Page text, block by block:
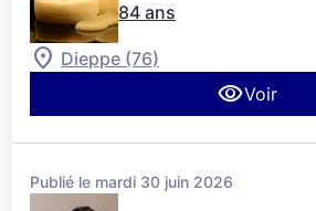
84 ans
Dieppe (76)
Voir
Publié le mardi 30 juin 2026